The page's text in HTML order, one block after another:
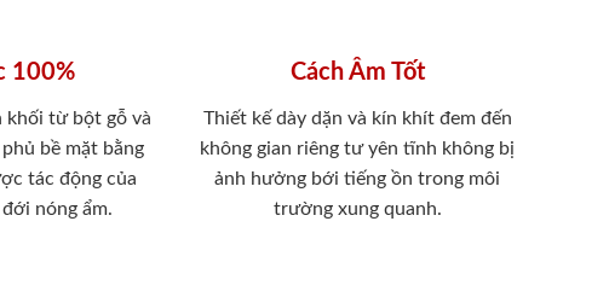
100%
khối từ bột gỗ và
bề mặt bằng
tác động của
nóng ẩm.
Cách Âm Tốt
Thiết kế dày dặn và kín khít đem đến
không gian riêng tư yên tĩnh không bị
ảnh hưởng bới tiếng ồn trong môi
trường xung quanh.